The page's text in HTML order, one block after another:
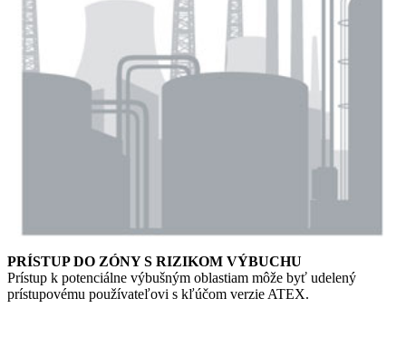
PRÍSTUP DO ZÓNY S RIZIKOM VÝBUCHU
Prístup k potenciálne výbušným oblastiam môže byť udelený
prístupovému používateľovi s kľúčom verzie ATEX.